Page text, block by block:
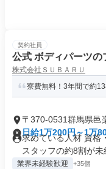
契約社員
公式 ボディパーツ
株式会社ＳＵＢＡＲＵ
寮費無料！3年間で約
〒370-0531群馬県邑
日給1万200円～1万
求めている人材 資格
スタッフの約8割が未
業界未経験歓迎 +35個